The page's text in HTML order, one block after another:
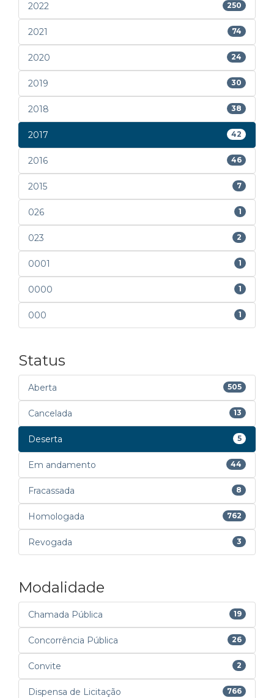
2022 250
2021 74
2020 24
2019 30
2018 38
2017 42
2016 46
2015 7
026 1
023 2
0001 1
0000 1
000 1
Status
Aberta 505
Cancelada 13
Deserta 5
Em andamento 44
Fracassada 8
Homologada 762
Revogada 3
Modalidade
Chamada Pública 19
Concorrência Pública 26
Convite 2
Dispensa de Licitação 766